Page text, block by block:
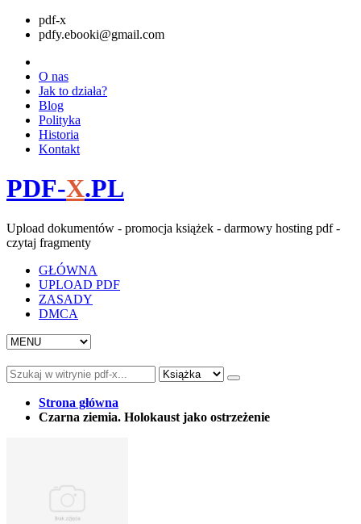
pdf-x
pdfy.ebooki@gmail.com
O nas
Jak to działa?
Blog
Polityka
Historia
Kontakt
PDF-X.PL
Upload dokumentów - promocja książek - darmowy hosting pdf -
czytaj fragmenty
GŁÓWNA
UPLOAD PDF
ZASADY
DMCA
Strona główna
Czarna ziemia. Holokaust jako ostrzeżenie